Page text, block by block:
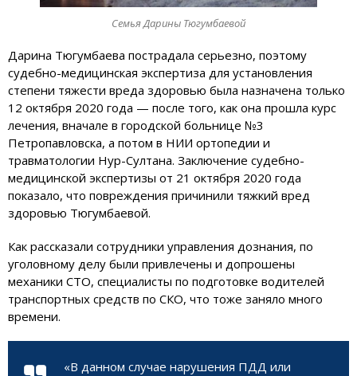
Семья Дарины Тюгумбаевой
Дарина Тюгумбаева пострадала серьезно, поэтому
судебно-медицинская экспертиза для установления
степени тяжести вреда здоровью была назначена только
12 октября 2020 года — после того, как она прошла курс
лечения, вначале в городской больнице №3
Петропавловска, а потом в НИИ ортопедии и
травматологии Нур-Султана. Заключение судебно-
медицинской экспертизы от 21 октября 2020 года
показало, что повреждения причинили тяжкий вред
здоровью Тюгумбаевой.
Как рассказали сотрудники управления дознания, по
уголовному делу были привлечены и допрошены
механики СТО, специалисты по подготовке водителей
транспортных средств по СКО, что тоже заняло много
времени.
«В данном случае нарушения ПДД или